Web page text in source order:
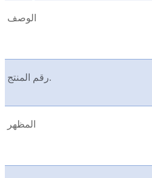
الوصف
رقم المنتج.
المظهر